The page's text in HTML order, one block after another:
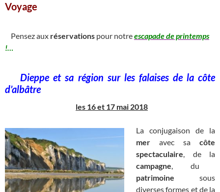
Voyage
Pensez aux réservations pour notreescapade de printemps
!…
_Dieppe et sa région sur les falaises de la côte
d’albâtre
les 16 et 17 mai 2018
La conjugaison de la
mer avec sa côte
spectaculaire, de la
campagne, du
patrimoine sous
diverses formes et de la